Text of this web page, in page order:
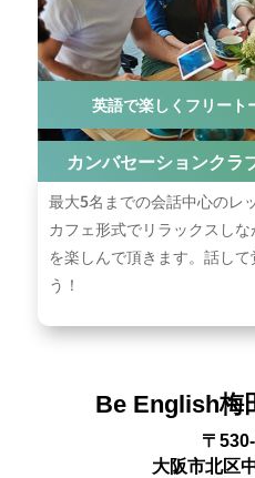
英語で楽しくフリート
最⼤5名までの会話中心のレッ
カフェ形式でリラックスし
を楽しんで頂きます。話し
う！
カンバセーションクラ
Be English梅
〒
大阪市北区